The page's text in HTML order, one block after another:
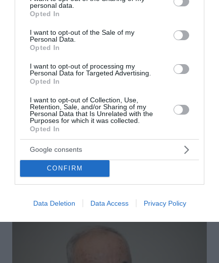
grant or deny consent to Google and its third-party tags to
use your data for below specified purposes in below Google
consent section.
personal data.
Opted In
I want to opt-out of the Sale of my
Personal Data.
Opted In
I want to opt-out of processing my
Personal Data for Targeted Advertising.
Opted In
I want to opt-out of Collection, Use,
Retention, Sale, and/or Sharing of my
Personal Data that Is Unrelated with the
Purposes for which it was collected.
Opted In
Google consents
CONFIRM
Data Deletion Data Access Privacy Policy
Ειδοί του Οκτωβρίου
Ο Οκτώβριος αναδεικνύεται σε κρίσιμο μήνα για τις
πολιτικές μας εξελίξεις. Το αποτέλεσμα των
ευρωεκλογών, στις οποίες και τα τρία συστημικά
κόμματα πέρασαν κάτω από τον πήχη που οι ηγεσίες
τους είχαν θέσει, οδή...